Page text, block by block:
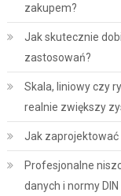
zakupem?
Jak skutecznie
zastosowań?
Skala, liniowy czy
realnie zwiększy
Jak zaprojektować
Profesjonalne
danych i normy DIN